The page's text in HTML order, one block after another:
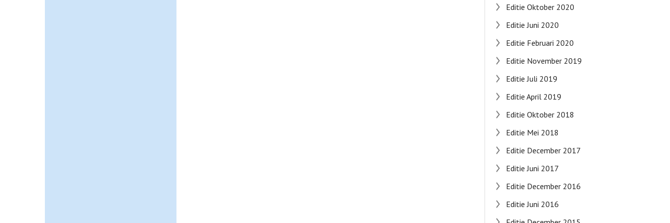
Editie Oktober 2020
Editie Juni 2020
Editie Februari 2020
Editie November 2019
Editie Juli 2019
Editie April 2019
Editie Oktober 2018
Editie Mei 2018
Editie December 2017
Editie Juni 2017
Editie December 2016
Editie Juni 2016